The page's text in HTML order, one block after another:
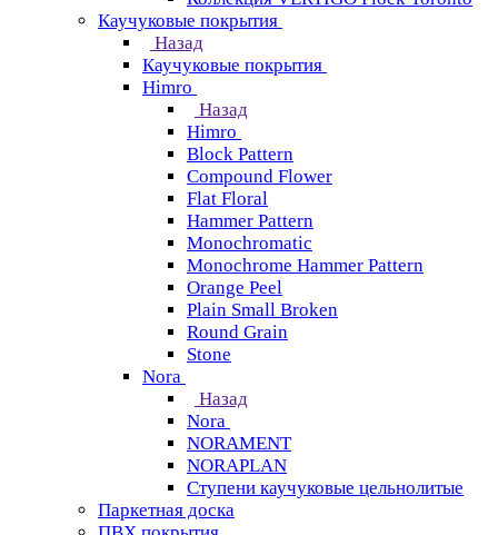
Каучуковые покрытия
Назад
Каучуковые покрытия
Himro
Назад
Himro
Block Pattern
Compound Flower
Flat Floral
Hammer Pattern
Monochromatic
Monochrome Hammer Pattern
Orange Peel
Plain Small Broken
Round Grain
Stone
Nora
Назад
Nora
NORAMENT
NORAPLAN
Ступени каучуковые цельнолитые
Паркетная доска